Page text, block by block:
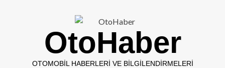
OtoHaber
OTOMOBIL HABERLERI VE BILGILENDIRMELERI